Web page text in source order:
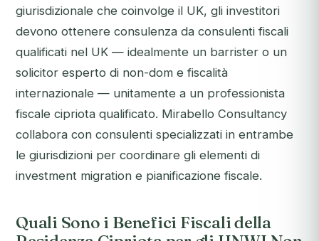
giurisdizionale che coinvolge il UK, gli investitori
devono ottenere consulenza da consulenti fiscali
qualificati nel UK — idealmente un barrister o un
solicitor esperto di non-dom e fiscalità
internazionale — unitamente a un professionista
fiscale cipriota qualificato. Mirabello Consultancy
collabora con consulenti specializzati in entrambe
le giurisdizioni per coordinare gli elementi di
investment migration e pianificazione fiscale.
Quali Sono i Benefici Fiscali della